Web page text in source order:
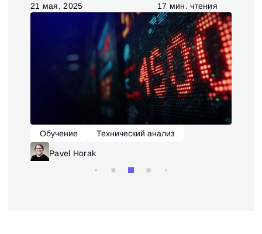
21 мая, 2025 17 мин. чтения
Обучение Технический анализ
Pavel Horak